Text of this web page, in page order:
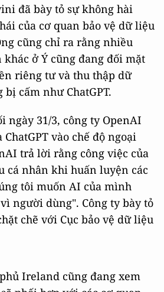
đã bày tỏ sự không hài
của cơ quan bảo vệ dữ liệu
cũng chỉ ra rằng nhiều
ở Ý cũng đang đối mặt
riêng tư và thu thập dữ
cấm như ChatGPT.
ngày 31/3, công ty OpenAI
vào chế độ ngoại
trả lời rằng công việc của
cá nhân khi huấn luyện các
tôi muốn AI của mình
người dùng". Công ty bày tỏ
chẽ với Cục bảo vệ dữ liệu
Ireland cũng đang xem